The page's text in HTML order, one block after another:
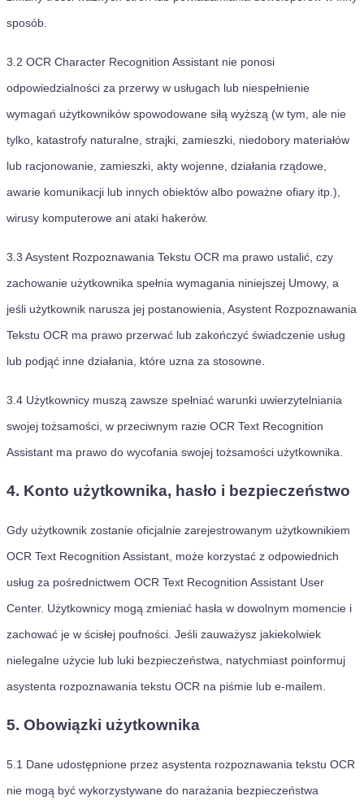
sposób.
3.2 OCR Character Recognition Assistant nie ponosi
odpowiedzialności za przerwy w usługach lub niespełnienie
wymagań użytkowników spowodowane siłą wyższą (w tym, ale nie
tylko, katastrofy naturalne, strajki, zamieszki, niedobory materiałów
lub racjonowanie, zamieszki, akty wojenne, działania rządowe,
awarie komunikacji lub innych obiektów albo poważne ofiary itp.),
wirusy komputerowe ani ataki hakerów.
3.3 Asystent Rozpoznawania Tekstu OCR ma prawo ustalić, czy
zachowanie użytkownika spełnia wymagania niniejszej Umowy, a
jeśli użytkownik narusza jej postanowienia, Asystent Rozpoznawania
Tekstu OCR ma prawo przerwać lub zakończyć świadczenie usług
lub podjąć inne działania, które uzna za stosowne.
3.4 Użytkownicy muszą zawsze spełniać warunki uwierzytelniania
swojej tożsamości, w przeciwnym razie OCR Text Recognition
Assistant ma prawo do wycofania swojej tożsamości użytkownika.
4. Konto użytkownika, hasło i bezpieczeństwo
Gdy użytkownik zostanie oficjalnie zarejestrowanym użytkownikiem
OCR Text Recognition Assistant, może korzystać z odpowiednich
usług za pośrednictwem OCR Text Recognition Assistant User
Center. Użytkownicy mogą zmieniać hasła w dowolnym momencie i
zachować je w ścisłej poufności. Jeśli zauważysz jakiekolwiek
nielegalne użycie lub luki bezpieczeństwa, natychmiast poinformuj
asystenta rozpoznawania tekstu OCR na piśmie lub e-mailem.
5. Obowiązki użytkownika
5.1 Dane udostępnione przez asystenta rozpoznawania tekstu OCR
nie mogą być wykorzystywane do narażania bezpieczeństwa